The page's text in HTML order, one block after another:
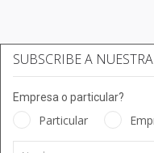
SUBSCRIBE A
Empresa o particular?
Particular